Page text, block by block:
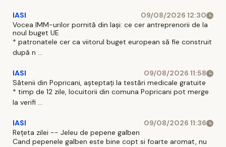
IASI
09/08/2026 12:30
Vocea IMM-urilor pornită din Iași: ce cer antreprenorii de la
noul buget UE
* patronatele cer ca viitorul buget european să fie construit
după n ...
IASI
09/08/2026 11:58
Sătenii din Popricani, așteptați la testări medicale gratuite
* timp de 12 zile, locuitorii din comuna Popricani pot merge
la verifi ...
IASI
09/08/2026 11:36
Rețeta zilei -- Jeleu de pepene galben
Cand pepenele galben este bine copt si foarte aromat, nu